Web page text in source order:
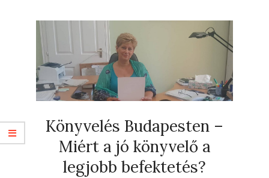
Könyvelés Budapesten –
Miért a jó könyvelő a
legjobb befektetés?